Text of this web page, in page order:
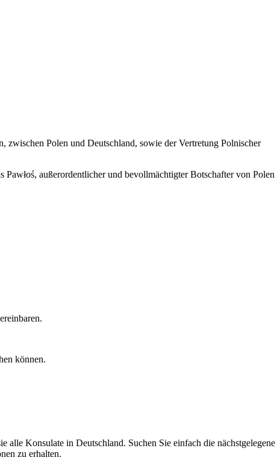
zwischen Polen und Deutschland, sowie der Vertretung Polnischer
außerordentlicher und bevollmächtigter Botschafter von Polen
können.
Konsulate in Deutschland. Suchen Sie einfach die nächstgelegene
zu erhalten.